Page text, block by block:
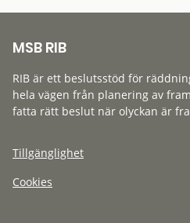
MSB RIB
RIB är ett beslutsstöd för
hela vägen från planering av
fatta rätt beslut när olyckan är
Tillgänglighet
Cookies